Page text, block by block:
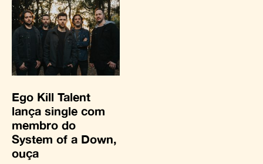
Ego Kill Talent
lança single com
membro do
System of a Down,
ouça